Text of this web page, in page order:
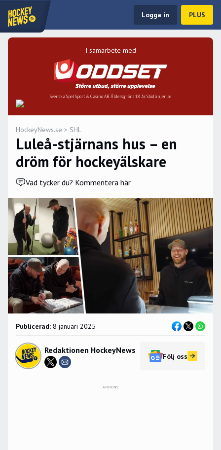
Logga in PLUS
I samarbete med
Svenska Spel Sport & Casino AB. Åldersgräns 18 år. Stödlinjen.se
HockeyNews.se > SHL
Luleå-stjärnans hus – en
dröm för hockeyälskare
Vad tycker du? Kommentera här
Publicerad: 8 januari 2025
Redaktionen HockeyNews
Följ oss
ANNONS